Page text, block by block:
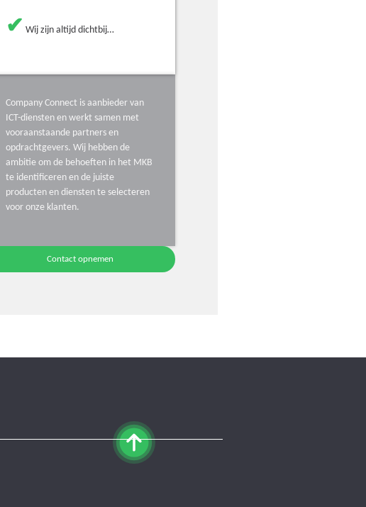
✔ Wij zijn altijd dichtbij…
Company Connect is aanbieder van
ICT-diensten en werkt samen met
vooraanstaande partners en
opdrachtgevers. Wij hebben de
ambitie om de behoeften in het MKB
te identificeren en de juiste
producten en diensten te selecteren
voor onze klanten.
Contact opnemen